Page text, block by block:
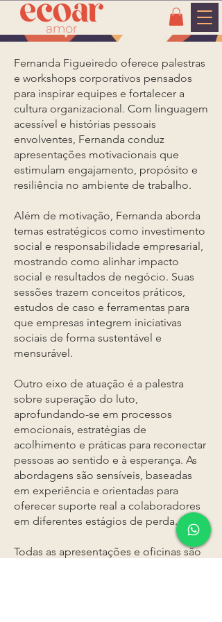
Fernanda Figueiredo oferece palestras
e workshops corporativos pensados
para inspirar equipes e fortalecer a
cultura organizacional. Com linguagem
acessível e histórias pessoais
envolventes, Fernanda conduz
apresentações motivacionais que
estimulam engajamento, propósito e
resiliência no ambiente de trabalho.
Além de motivação, Fernanda aborda
temas estratégicos como investimento
social e responsabilidade empresarial,
mostrando como alinhar impacto
social e resultados de negócio. Suas
sessões trazem conceitos práticos,
estudos de caso e ferramentas para
que empresas integrem iniciativas
sociais de forma sustentável e
mensurável.
Outro eixo de atuação é a palestra
sobre superação do luto,
aprofundando-se em processos
emocionais, estratégias de
acolhimento e práticas para reconectar
pessoas ao sentido e à esperança. As
abordagens são sensíveis, baseadas
em experiência e orientadas para
oferecer suporte real a colaboradores
em diferentes estágios de perda.
Todas as apresentações e oficinas são